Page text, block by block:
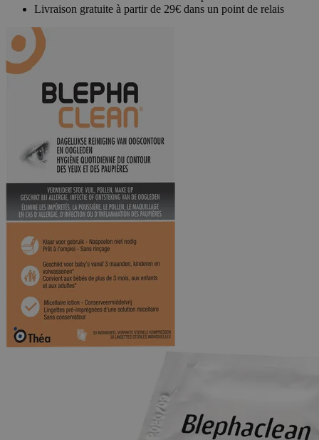
Livraison gratuite à partir de 29€ dans un point de relais